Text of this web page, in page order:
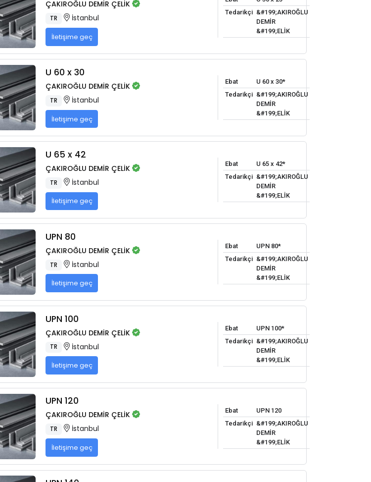
ÇAKIROĞLU DEMİR ÇELİK
TR İstanbul
İletişime geç
Tedarikçi &#199;AKIROĞLU
DEMİR
&#199;ELİK
U 60 x 30
ÇAKIROĞLU DEMİR ÇELİK
TR İstanbul
İletişime geç
Ebat
U 60 x 30*
Tedarikçi &#199;AKIROĞLU
DEMİR
&#199;ELİK
U 65 x 42
ÇAKIROĞLU DEMİR ÇELİK
TR İstanbul
İletişime geç
Ebat
U 65 x 42*
Tedarikçi &#199;AKIROĞLU
DEMİR
&#199;ELİK
UPN 80
ÇAKIROĞLU DEMİR ÇELİK
TR İstanbul
İletişime geç
Ebat
UPN 80*
Tedarikçi &#199;AKIROĞLU
DEMİR
&#199;ELİK
UPN 100
ÇAKIROĞLU DEMİR ÇELİK
TR İstanbul
İletişime geç
Ebat
UPN 100*
Tedarikçi &#199;AKIROĞLU
DEMİR
&#199;ELİK
UPN 120
ÇAKIROĞLU DEMİR ÇELİK
TR İstanbul
İletişime geç
Ebat
UPN 120
Tedarikçi &#199;AKIROĞLU
DEMİR
&#199;ELİK